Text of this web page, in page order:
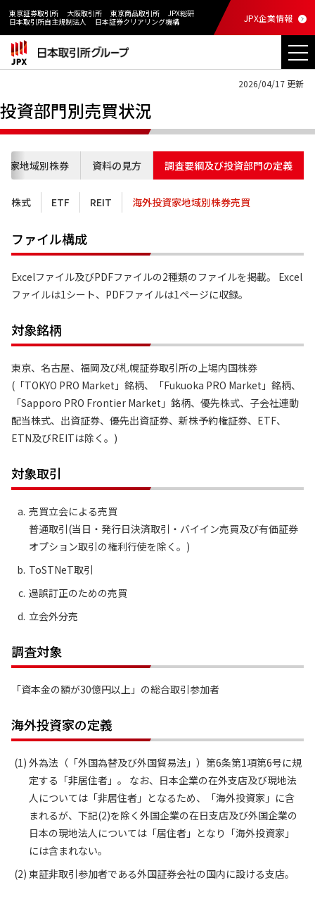
東京証券取引所 大阪取引所 東京商品取引所
JPX総研
日本取引所自主規制法人
日本証券クリアリング機構 JPX企業情報
2026/04/17 更新
投資部門別売買状況
家地域別株券 資料の見方 調査要綱及び投資部門の定義
株式 ETF REIT 海外投資家地域別株券売買
ファイル構成
Excelファイル及びPDFファイルの2種類のファイルを掲載。 Excel
ファイルは1シート、PDFファイルは1ページに収録。
対象銘柄
東京、名古屋、福岡及び札幌証券取引所の上場内国株券
(「TOKYO PRO Market」銘柄、「Fukuoka PRO Market」銘柄、
「Sapporo PRO Frontier Market」銘柄、優先株式、子会社連動
配当株式、出資証券、優先出資証券、新株予約権証券、ETF、
ETN及びREITは除く。)
対象取引
売買立会による売買
普通取引(当日・発行日決済取引・バイイン売買及び有価証券
オプション取引の権利行使を除く。)
ToSTNeT取引
過誤訂正のための売買
立会外分売
調査対象
「資本金の額が30億円以上」の総合取引参加者
海外投資家の定義
外為法（「外国為替及び外国貿易法」）第6条第1項第6号に規
定する「非居住者」。 なお、日本企業の在外支店及び現地法
人については「非居住者」となるため、「海外投資家」に含
まれるが、下記(2)を除く外国企業の在日支店及び外国企業の
日本の現地法人については「居住者」となり「海外投資家」
には含まれない。
東証非取引参加者である外国証券会社の国内に設ける支店。